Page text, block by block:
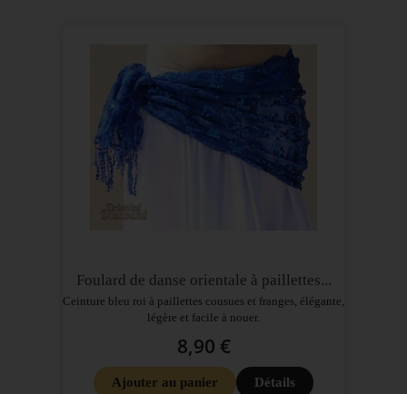
Foulard de danse orientale à paillettes...
Ceinture bleu roi à paillettes cousues et franges, élégante,
légère et facile à nouer.
8,90 €
Ajouter au panier Détails